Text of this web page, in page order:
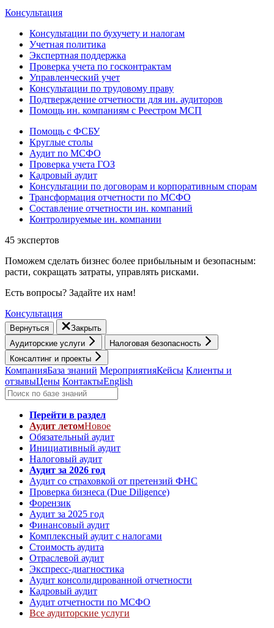
Консультация
Консультации по бухучету и налогам
Учетная политика
Экспертная поддержка
Проверка учета по госконтрактам
Управленческий учет
Консультации по трудовому праву
Подтверждение отчетности для ин. аудиторов
Помощь ин. компаниям с Реестром МСП
Помощь с ФСБУ
Круглые столы
Аудит по МСФО
Проверка учета ГОЗ
Кадровый аудит
Консультации по договорам и корпоративным спорам
Трансформация отчетности по МСФО
Составление отчетности ин. компаний
Контролируемые ин. компании
45 экспертов
Поможем сделать бизнес более прибыльным и безопасным:
расти, cокращать затраты, управлять рисками.
Есть вопросы? Задайте их нам!
Консультация
Вернуться
Закрыть
Аудиторские услуги
Налоговая безопасность
Консалтинг и проекты
КомпанияБаза знаний МероприятияКейсы Клиенты и
отзывыЦены КонтактыEnglish
Перейти в раздел
Аудит летомНовое
Обязательный аудит
Инициативный аудит
Налоговый аудит
Аудит за 2026 год
Аудит со страховкой от претензий ФНС
Проверка бизнеса (Due Diligence)
Форензик
Аудит за 2025 год
Финансовый аудит
Комплексный аудит с налогами
Стоимость аудита
Отраслевой аудит
Экспресс-диагностика
Аудит консолидированной отчетности
Кадровый аудит
Аудит отчетности по МСФО
Все аудиторские услуги